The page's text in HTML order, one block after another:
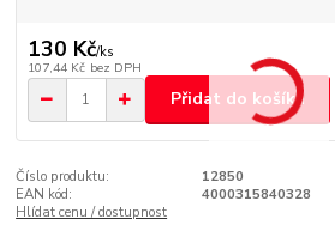
130 Kč/ks
107,44 Kč bez DPH
Přidat do košíku
Číslo produktu:
12850
EAN kód:
4000315840328
Hlídat cenu / dostupnost